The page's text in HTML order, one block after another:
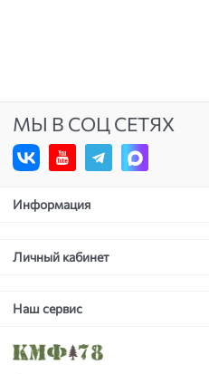
МЫ В СОЦ СЕТЯХ
Информация
Личный кабинет
Наш сервис